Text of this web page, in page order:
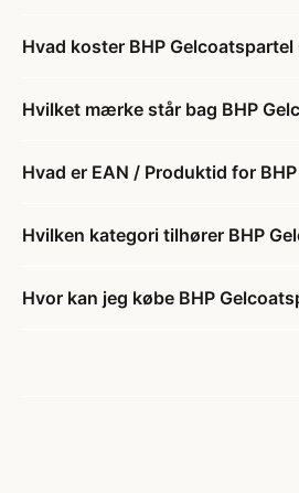
Hvad koster BHP
Hvilket mærke står bag BHP
Hvad er EAN / Produktid for
Hvilken kategori tilhører BHP
Hvor kan jeg købe BHP